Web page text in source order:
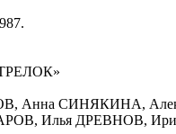
Анна СИНЯКИНА,
Илья ДРЕВНОВ,